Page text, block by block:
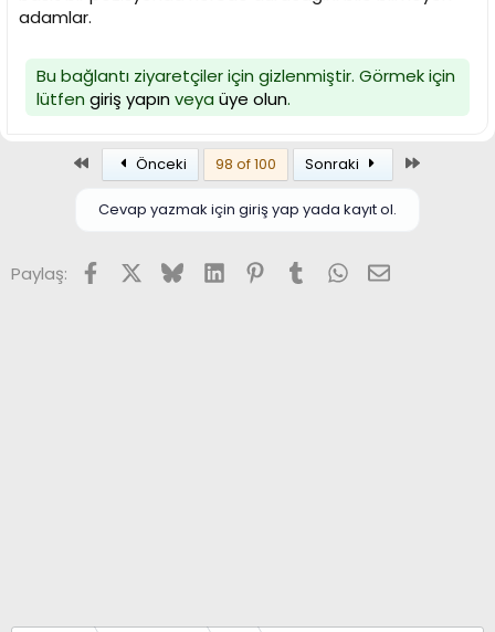
adamlar.
Bu bağlantı ziyaretçiler için gizlenmiştir. Görmek için
lütfen giriş yapınveya üye olun.
Birinci Önceki 98 of 100 Sonraki
Cevap yazmak için giriş yap yada kayıt ol.
Paylaş: FacebookX (Twitter)
BlueskyLinkedInPinterest
TumblrWhatsApp
E-posta